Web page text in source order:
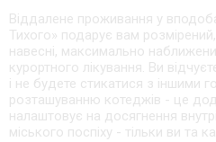
Віддалене проживання у
Тихого» подарує вам
навесні, максимально
курортного лікування. Ви
і не будете стикатися з іншими
розташуванню котеджів - це
налаштовує на досягнення
міського поспіху - тільки ви та